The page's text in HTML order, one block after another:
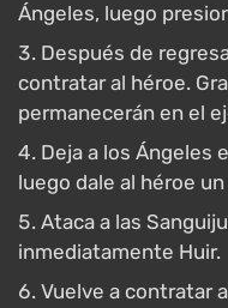
Ángeles, luego
Después de
contratar al héroe.
permanecerán en el
Deja a los Ángeles
luego dale al héroe
Ataca a las
inmediatamente Huir.
Vuelve a contratar